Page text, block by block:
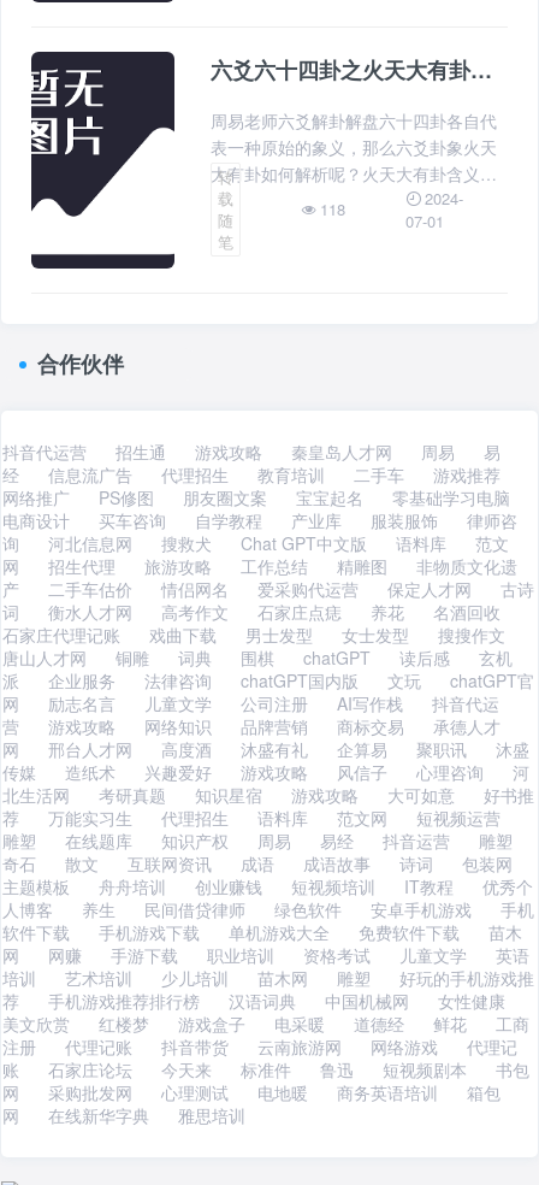
六爻六十四卦之火天大有卦详解，周易64卦第14卦火天大有卦解卦
周易老师六爻解卦解盘六十四卦各自代
表一种原始的象义，那么六爻卦象火天
大有卦如何解析呢？火天大有卦含义火
天大有卦详解1、火天大有卦象义3、火
天大有卦辞的意思1、火天大有卦解卦
2、火天大有卦测学和业事业火天大有卦
转
载
随
笔
118
2024-
07-01
合作伙伴
抖音代运营 招生通 游戏攻略 秦皇岛人才网 周易
易
经
信息流广告 代理招生 教育培训 二手车
游戏推荐
网络推广
PS修图 朋友圈文案 宝宝起名
零基础学习电脑
电商设计
买车咨询 自学教程 产业库 服装服饰
律师咨
询
河北信息网 搜救犬 Chat GPT中文版 语料库
范文
网
招生代理 旅游攻略 工作总结 精雕图
非物质文化遗
产
二手车估价 情侣网名 爱采购代运营 保定人才网
古诗
词
衡水人才网 高考作文 石家庄点痣 养花
名酒回收
石家庄代理记账
戏曲下载 男士发型 女士发型
搜搜作文
唐山人才网
铜雕 词典 围棋 chatGPT 读后感
玄机
派
企业服务 法律咨询 chatGPT国内版 文玩
chatGPT官
网
励志名言 儿童文学 公司注册 AI写作栈
抖音代运
营
游戏攻略 网络知识 品牌营销 商标交易
承德人才
网
邢台人才网 高度酒 沐盛有礼 企算易 聚职讯
沐盛
传媒
造纸术 兴趣爱好 游戏攻略 风信子 心理咨询
河
北生活网
考研真题 知识星宿 游戏攻略 大可如意
好书推
荐
万能实习生 代理招生 语料库 范文网
短视频运营
雕塑
在线题库 知识产权 周易 易经 抖音运营
雕塑
奇石
散文 互联网资讯 成语 成语故事 诗词
包装网
主题模板
舟舟培训 创业赚钱 短视频培训 IT教程
优秀个
人博客
养生 民间借贷律师 绿色软件 安卓手机游戏
手机
软件下载
手机游戏下载 单机游戏大全 免费软件下载
苗木
网
网赚 手游下载 职业培训 资格考试 儿童文学
英语
培训
艺术培训 少儿培训 苗木网 雕塑
好玩的手机游戏推
荐
手机游戏推荐排行榜 汉语词典 中国机械网
女性健康
美文欣赏
红楼梦 游戏盒子 电采暖 道德经 鲜花
工商
注册
代理记账 抖音带货 云南旅游网 网络游戏
代理记
账
石家庄论坛 今天来 标准件 鲁迅 短视频剧本
书包
网
采购批发网 心理测试 电地暖 商务英语培训
箱包
网
在线新华字典 雅思培训